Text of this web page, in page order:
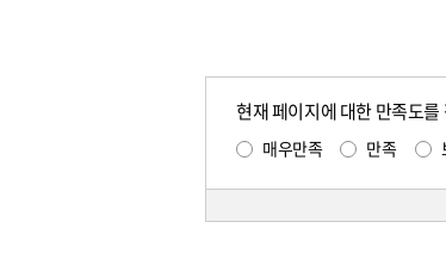
현재 페이지에 대한 만족도
매우만족 만족